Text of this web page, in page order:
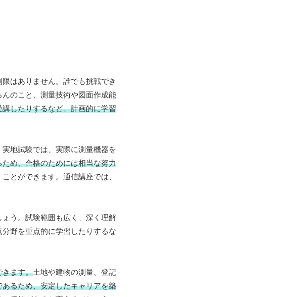
はありません。誰でも挑戦でき
のこと、測量技術や図面作成能
したりするなど、計画的に学習
地試験では、実際に測量機器を
め、合格のためには相当な努力
とができます。通信講座では、
う。試験範囲も広く、深く理解
野を重点的に学習したりするな
きます。土地や建物の測量、登記
るため、安定したキャリアを築